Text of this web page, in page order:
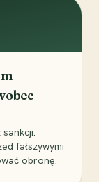
fałszywymi
obronę.